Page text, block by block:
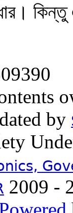
কিন্তু
by
2009 -